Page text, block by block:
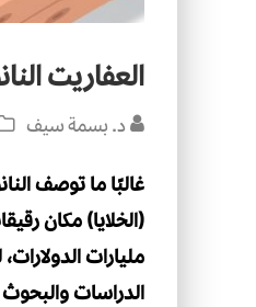
العفاريت
د. بسمة سيف
غالبًا ما توصف
(الخلايا) مكان
مليارات
الدراسات والبحوث